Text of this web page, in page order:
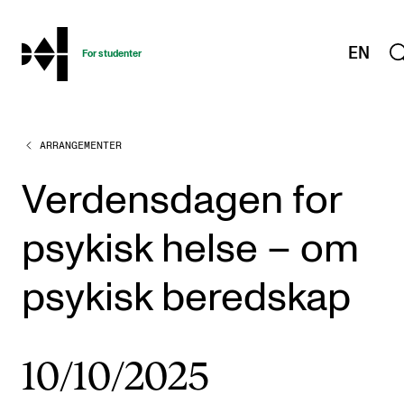
hjem
For studenter EN
STUDIENE
Eksamen, arbeidskrav og vitnemål
Studieplaner og emner
Studiekalender
Tilrettelegging og fritak
Timeplaner og undervisning
Lover og regler
ARRANGEMENTER
Verdensdagen for
psykisk helse – om
psykisk beredskap
10/10/2025